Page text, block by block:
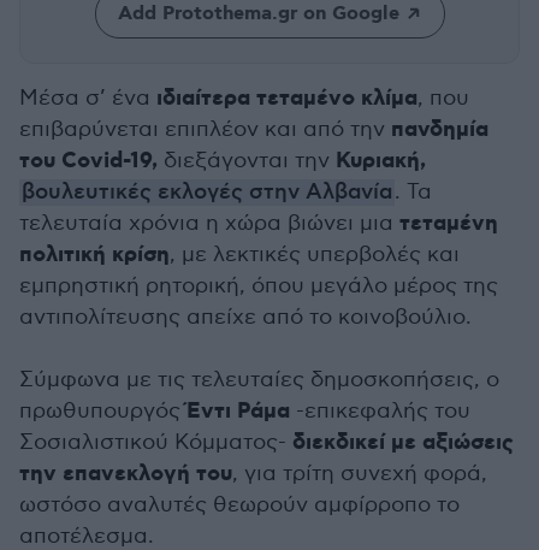
Add Protothema.gr on Google
Μέσα σ’ ένα ιδιαίτερα τεταμένο κλίμα, που
επιβαρύνεται επιπλέον και από την πανδημία
του Covid-19, διεξάγονται την Κυριακή,
βουλευτικές εκλογές στην Αλβανία. Τα
τελευταία χρόνια η χώρα βιώνει μια τεταμένη
πολιτική κρίση, με λεκτικές υπερβολές και
εμπρηστική ρητορική, όπου μεγάλο μέρος της
αντιπολίτευσης απείχε από το κοινοβούλιο.
Σύμφωνα με τις τελευταίες δημοσκοπήσεις, ο
πρωθυπουργόςΈντι Ράμα -επικεφαλής του
Σοσιαλιστικού Κόμματος- διεκδικεί με αξιώσεις
την επανεκλογή του, για τρίτη συνεχή φορά,
ωστόσο αναλυτές θεωρούν αμφίρροπο το
αποτέλεσμα.